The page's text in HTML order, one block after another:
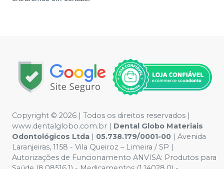
Copyright © 2026 | Todos os direitos reservados |
www.dentalglobo.com.br | Dental Globo Materiais
Odontológicos Ltda | 05.738.179/0001-00 | Avenida
Laranjeiras, 1158 - Vila Queiroz – Limeira / SP |
Autorizações de Funcionamento ANVISA: Produtos para